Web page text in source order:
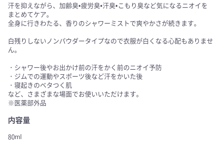
汗を抑えながら、加齢臭•疲労臭•汗臭•こもり臭など気になるニオイを
まとめてケア。
全身に行きわたる、香りのシャワーミストで爽やかさが続きます。
白残りしないノンパウダータイプなので衣服が白くなる心配もありませ
ん。
・シャワー後やお出かけ前の汗をかく前のニオイ予防
・ジムでの運動やスポーツ後など汗をかいた後
・寝起きのベタつく肌
など、さまざまな場面でお使いいただけます。
※医薬部外品
内容量
80ml